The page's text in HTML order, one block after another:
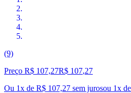
(9)
Preço R$ 107,27R$ 107,27
Ou 1x de R$ 107,27 sem jurosou 1x de